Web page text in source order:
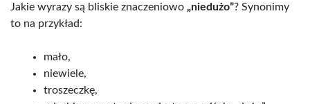
Jakie wyrazy są bliskie znaczeniowo „niedużo”? Synonimy
to na przykład:
mało,
niewiele,
troszeczkę,